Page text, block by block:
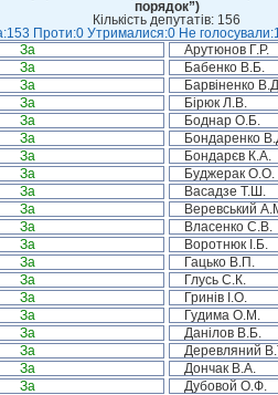
порядок”)
Кількість депутатів: 156
Проти:0 Утрималися:0 Не голосували:1
За Арутюнов Г.Р.
За Бабенко В.Б.
За Барвіненко
За Бірюк Л.В.
За Боднар О.Б.
За Бондаренко
За Бондарєв К.А.
За Буджерак О.О.
За Васадзе Т.Ш.
За Веревський
За Власенко С.В.
За Воротнюк І.Б.
За Гацько В.П.
За Глусь С.К.
За Гринів І.О.
За Гудима О.М.
За Данілов В.Б.
За Деревляний
За Дончак В.А.
За Дубовой О.Ф.